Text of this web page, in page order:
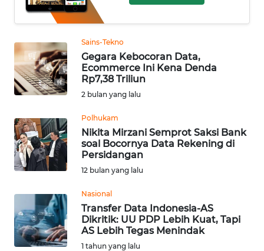
Sains-Tekno
Gegara Kebocoran Data,
Ecommerce Ini Kena Denda
Rp7,38 Triliun
2 bulan yang lalu
Polhukam
Nikita Mirzani Semprot Saksi Bank
soal Bocornya Data Rekening di
Persidangan
12 bulan yang lalu
Nasional
Transfer Data Indonesia-AS
Dikritik: UU PDP Lebih Kuat, Tapi
AS Lebih Tegas Menindak
1 tahun yang lalu
KRIMINAL
EKUIN
SAINS-TEKNO
INTERNASIONAL
PENDIDIKAN
OLAHRAGA